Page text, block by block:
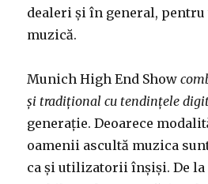
dealeri și în general,
muzică.
Munich High End Show
și tradițional cu tendințele
generație. Deoarece
oamenii ascultă muzica
ca și utilizatorii înșiși. De